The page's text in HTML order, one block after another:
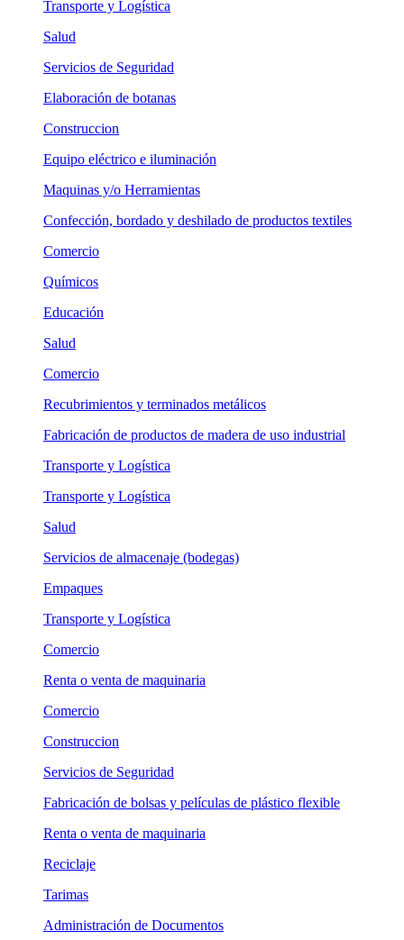
Transporte y Logística
Salud
Servicios de Seguridad
Elaboración de botanas
Construccion
Equipo eléctrico e iluminación
Maquinas y/o Herramientas
Confección, bordado y deshilado de productos textiles
Comercio
Químicos
Educación
Salud
Comercio
Recubrimientos y terminados metálicos
Fabricación de productos de madera de uso industrial
Transporte y Logística
Transporte y Logística
Salud
Servicios de almacenaje (bodegas)
Empaques
Transporte y Logística
Comercio
Renta o venta de maquinaria
Comercio
Construccion
Servicios de Seguridad
Fabricación de bolsas y películas de plástico flexible
Renta o venta de maquinaria
Reciclaje
Tarimas
Administración de Documentos